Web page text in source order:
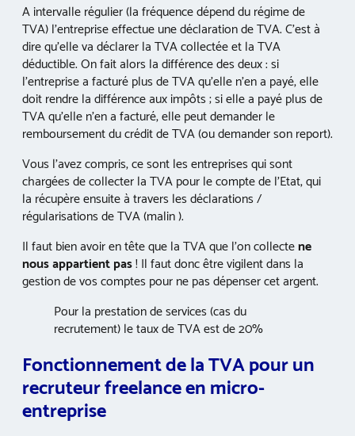
A intervalle régulier (la fréquence dépend du régime de
TVA) l’entreprise effectue une déclaration de TVA. C’est à
dire qu’elle va déclarer la TVA collectée et la TVA
déductible. On fait alors la différence des deux : si
l’entreprise a facturé plus de TVA qu’elle n’en a payé, elle
doit rendre la différence aux impôts ; si elle a payé plus de
TVA qu’elle n’en a facturé, elle peut demander le
remboursement du crédit de TVA (ou demander son report).
Vous l’avez compris, ce sont les entreprises qui sont
chargées de collecter la TVA pour le compte de l’Etat, qui
la récupère ensuite à travers les déclarations /
régularisations de TVA (malin ).
Il faut bien avoir en tête que la TVA que l’on collectene
nous appartient pas! Il faut donc être vigilent dans la
gestion de vos comptes pour ne pas dépenser cet argent.
Pour la prestation de services (cas du
recrutement) le taux de TVA est de 20%
Fonctionnement de la TVA pour un
recruteur freelance en micro-
entreprise